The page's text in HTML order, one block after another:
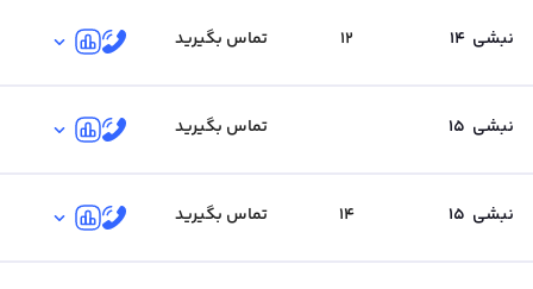
نبشی 14
12 تماس بگیرید
نبشی 15 تماس بگیرید
نبشی 15
14 تماس بگیرید